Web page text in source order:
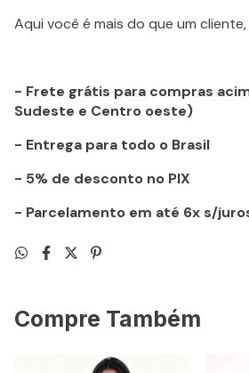
Aqui você é mais do que um
- Frete grátis para compras
Sudeste e Centro oeste)
- Entrega para todo o Brasil
- 5% de desconto no PIX
- Parcelamento em até 6x s/
Compre Também